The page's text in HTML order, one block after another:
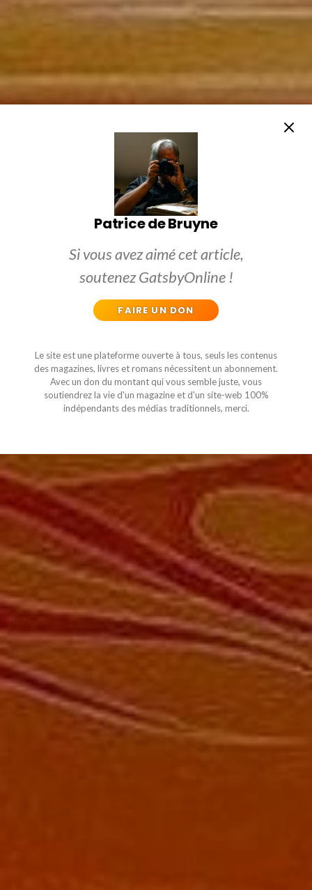
Patrice de Bruyne
Si vous avez aimé cet article,
soutenez GatsbyOnline !
FAIRE UN DON
Le site est une plateforme ouverte à tous, seuls les contenus
des magazines, livres et romans nécessitent un abonnement.
Avec un don du montant qui vous semble juste, vous
soutiendrez la vie d'un magazine et d'un site-web 100%
indépendants des médias traditionnels, merci.